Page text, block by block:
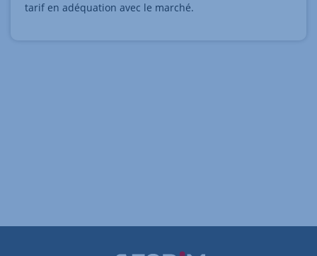
tarif en adéquation avec le marché.